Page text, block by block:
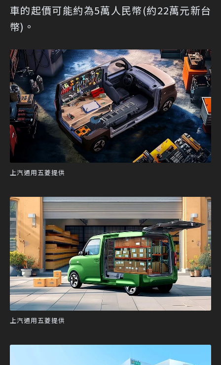
車的起價可能約為5萬人民幣(約22萬元新台
幣)。
上汽通用五菱提供
上汽通用五菱提供